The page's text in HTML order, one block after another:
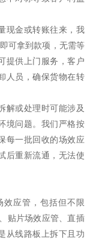
现金或转账往来，我
可拿到款项，无需等
提供上门服务，客户
人员，确保货物在转
解或处理时可能涉及
境问题。我们严格按
每一批回收的场效应
后重新流通，无法使
应管，包括但不限
贴片场效应管、直插
从线路板上拆下且功